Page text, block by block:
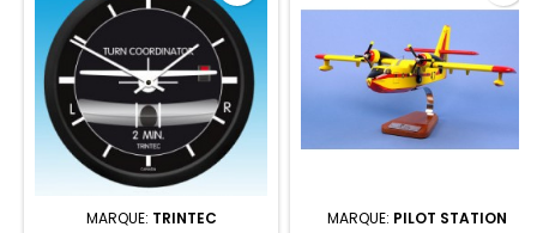
MARQUE: TRINTEC MARQUE: PILOT STATION